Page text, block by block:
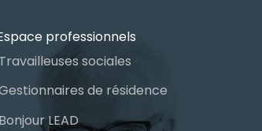
professionnels
Travailleuses sociales
de résidence
Bonjour LEAD